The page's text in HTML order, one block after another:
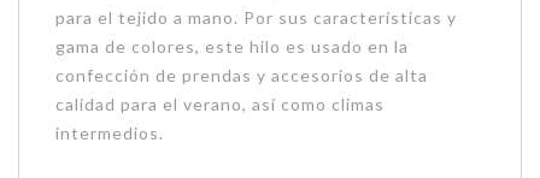
para el tejido a mano. Por sus características y
gama de colores, este hilo es usado en la
confección de prendas y accesorios de alta
calidad para el verano, así como climas
intermedios.